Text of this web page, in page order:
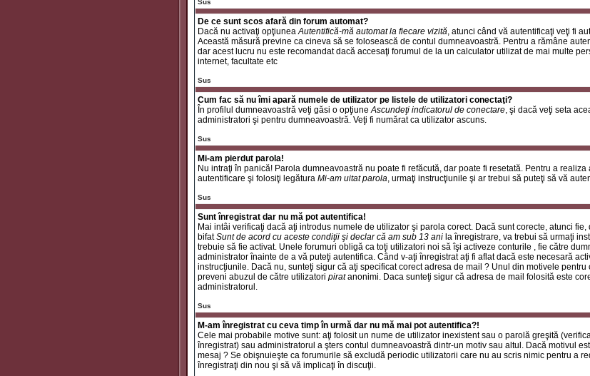
Sus
De ce sunt scos afară din forum automat?
Dacă nu activaţi opţiuneaAutentifică-mă automat la fiecare vizită, atunci când vă autentificaţi veţi fi
Această măsură previne ca cineva să se folosească de contul dumneavoastră. Pentru a rămâne
dar acest lucru nu este recomandat dacă accesaţi forumul de la un calculator utilizat de mai multe
internet, facultate etc
Sus
Cum fac să nu îmi apară numele de utilizator pe listele de utilizatori conectaţi?
În profilul dumneavoastră veţi găsi o opţiuneAscundeţi indicatorul de conectare, şi dacă veţi seta
administratori şi pentru dumneavoastră. Veţi fi numărat ca utilizator ascuns.
Sus
Mi-am pierdut parola!
Nu intraţi în panică! Parola dumneavoastră nu poate fi refăcută, dar poate fi resetată. Pentru a
autentificare şi folosiţi legătura Mi-am uitat parola, urmaţi instrucţiunile şi ar trebui să puteţi să vă
Sus
Sunt înregistrat dar nu mă pot autentifica!
Mai intâi verificaţi dacă aţi introdus numele de utilizator şi parola corect. Dacă sunt corecte, atunci
bifatSunt de acord cu aceste condiţii şi declar că am sub 13 ani la înregistrare, va trebui să urmaţi
trebuie să fie activat. Unele forumuri obligă ca toţi utilizatori noi să îşi activeze conturile , fie către
administrator înainte de a vă puteţi autentifica. Când v-aţi înregistrat aţi fi aflat dacă este necesară
instrucţiunile. Dacă nu, sunteţi sigur că aţi specificat corect adresa de mail ? Unul din motivele
preveni abuzul de către utilizatori piratanonimi. Daca sunteţi sigur că adresa de mail folosită este
administratorul.
Sus
M-am înregistrat cu ceva timp în urmă dar nu mă mai pot autentifica?!
Cele mai probabile motive sunt: aţi folosit un nume de utilizator inexistent sau o parolă greşită
înregistrat) sau administratorul a şters contul dumneavoastră dintr-un motiv sau altul. Dacă motivul
mesaj ? Se obişnuieşte ca forumurile să excludă periodic utilizatorii care nu au scris nimic pentru a
înregistraţi din nou şi să vă implicaţi în discuţii.